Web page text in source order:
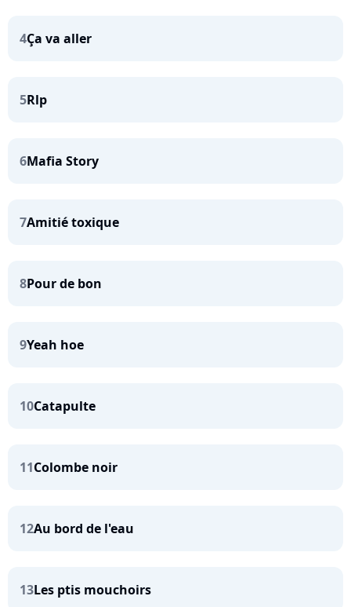
4Ça va aller
5Rlp
6Mafia Story
7Amitié toxique
8Pour de bon
9Yeah hoe
10Catapulte
11Colombe noir
12Au bord de l'eau
13Les ptis mouchoirs